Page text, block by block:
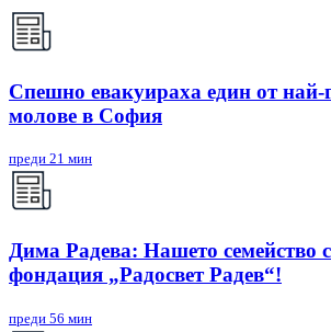
Спешно евакуираха един от най-
молове в София
преди 21 мин
Дима Радева: Нашето семейство
фондация „Радосвет Радев“!
преди 56 мин